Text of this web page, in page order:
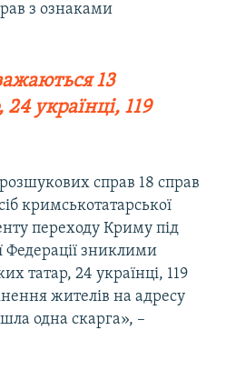
з ознаками
13
українці, 119
розшукових справ 18 справ
кримськотатарської
переходу Криму під
Федерації зниклими
татар, 24 українці, 119
жителів на адресу
одна скарга», –